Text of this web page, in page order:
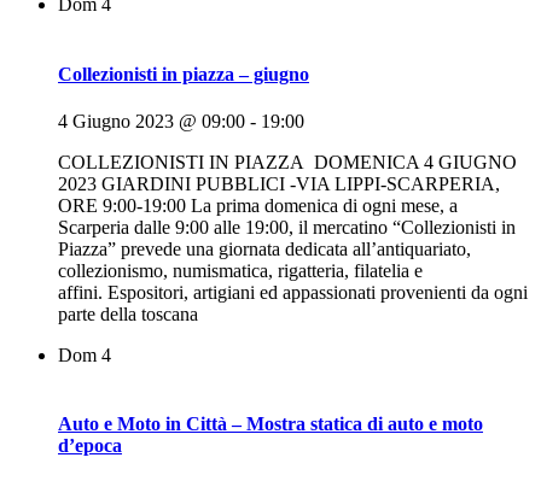
Dom 4
Collezionisti in piazza – giugno
4 Giugno 2023 @ 09:00 - 19:00
COLLEZIONISTI IN PIAZZA DOMENICA 4 GIUGNO
2023 GIARDINI PUBBLICI -VIA LIPPI-SCARPERIA,
ORE 9:00-19:00 La prima domenica di ogni mese, a
Scarperia dalle 9:00 alle 19:00, il mercatino “Collezionisti in
Piazza” prevede una giornata dedicata all’antiquariato,
collezionismo, numismatica, rigatteria, filatelia e
affini. Espositori, artigiani ed appassionati provenienti da ogni
parte della toscana
Dom 4
Auto e Moto in Città – Mostra statica di auto e moto
d’epoca